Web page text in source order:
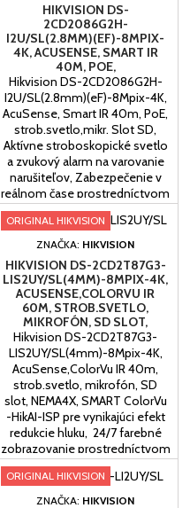
kartu do 512GB,...
HIKVISION DS-
2CD2086G2H-
I2U/SL(2.8MM)(EF)-8MPIX-
4K, ACUSENSE, SMART IR
40M, POE,
STROB.SVETLO,MIKR. SLOT
SD
Hikvision DS-2CD2086G2H-
I2U/SL(2.8mm)(eF)-8Mpix-4K,
AcuSense, Smart IR 40m, PoE,
strob.svetlo,mikr. Slot SD,
Aktívne stroboskopické svetlo
a zvukový alarm na varovanie
narušiteľov, Zabezpečenie v
reálnom čase prostredníctvom
zabudovaného obojsmerného
zvuku, Podpora vstavaného
úložiska až do 512 GB (slot na
kartu SD), Odolnosť voči vode
a prachu (IP67)
ORIGINAL HIKVISION
ZNAČKA: HIKVISION
HIKVISION DS-2CD2T87G3-
LIS2UY/SL(4MM)-8MPIX-4K,
ACUSENSE,COLORVU IR
60M, STROB.SVETLO,
MIKROFÓN, SD SLOT,
NEMA4X
Hikvision DS-2CD2T87G3-
LIS2UY/SL(4mm)-8Mpix-4K,
AcuSense,ColorVu IR 40m,
strob.svetlo, mikrofón, SD
slot, NEMA4X, SMART ColorVu
-HikAI-ISP pre vynikajúci efekt
redukcie hluku, 24/7 farebné
zobrazovanie prostredníctvom
technológie ColorVu, Scene-
adaptive WDR, Zameranie na
klasifikáciu osôb a vozidiel na
ORIGINAL HIKVISION
ZNAČKA: HIKVISION